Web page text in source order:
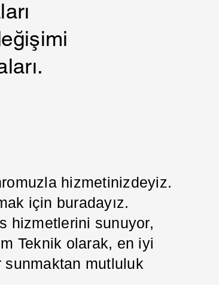
hizmetinizdeyiz.
için buradayız.
hizmetlerini sunuyor,
Teknik olarak, en iyi
mutluluk